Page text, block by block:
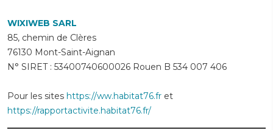
WIXIWEB SARL
85, chemin de Clères
76130 Mont-Saint-Aignan
N° SIRET : 53400740600026 Rouen B 534 007 406
Pour les sites https://ww.habitat76.fr et
https://rapportactivite.habitat76.fr/